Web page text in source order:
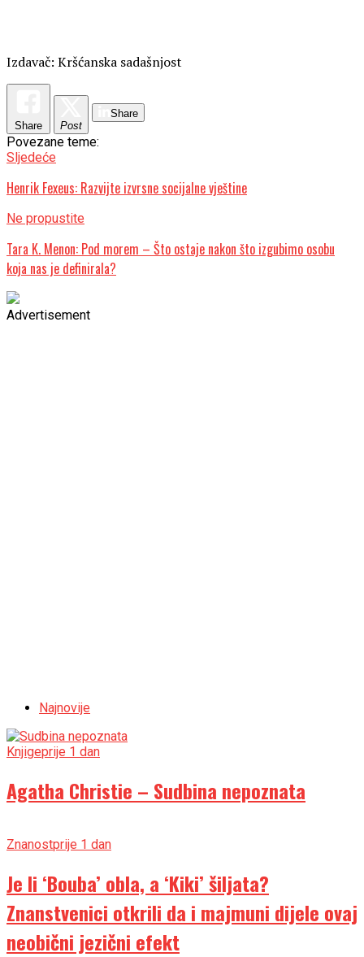
Izdavač: Kršćanska sadašnjost
Share Post
Share
Povezane teme:
Sljedeće
Henrik Fexeus: Razvijte izvrsne socijalne vještine
Ne propustite
Tara K. Menon: Pod morem – Što ostaje nakon što izgubimo osobu
koja nas je definirala?
Advertisement
Najnovije
Knjigeprije 1 dan
Agatha Christie – Sudbina nepoznata
Znanostprije 1 dan
Je li ‘Bouba’ obla, a ‘Kiki’ šiljata?
Znanstvenici otkrili da i majmuni dijele ovaj
neobični jezični efekt